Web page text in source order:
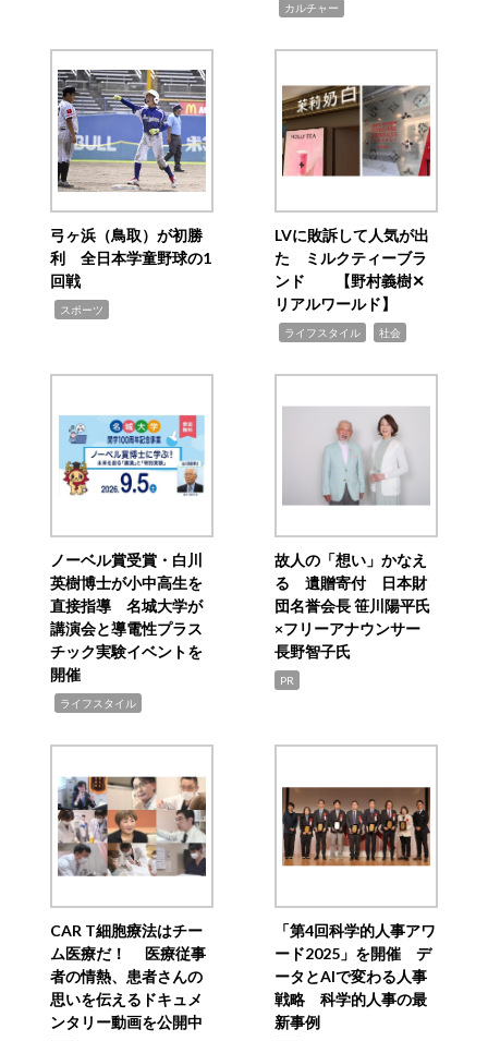
カルチャー
弓ヶ浜（鳥取）が初勝
利 全日本学童野球の1
回戦
スポーツ
LVに敗訴して人気が出
た ミルクティーブラ
ンド 【野村義樹✕
リアルワールド】
ライフスタイル 社会
ノーベル賞受賞・白川
英樹博士が小中高生を
直接指導 名城大学が
講演会と導電性プラス
チック実験イベントを
開催
ライフスタイル
故人の「想い」かなえ
る 遺贈寄付 日本財
団名誉会長 笹川陽平氏
×フリーアナウンサー
長野智子氏
PR
CAR T細胞療法はチー
ム医療だ！ 医療従事
者の情熱、患者さんの
思いを伝えるドキュメ
ンタリー動画を公開中
「第4回科学的人事アワ
ード2025」を開催 デ
ータとAIで変わる人事
戦略 科学的人事の最
新事例